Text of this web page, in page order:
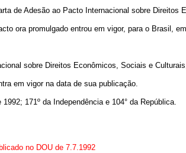
de Adesão ao Pacto Internacional sobre
ora promulgado entrou em vigor, para o Brasil,
sobre Direitos Econômicos, Sociais e
em vigor na data de sua publicação.
171º da Independência e 104° da República.
no DOU de 7.7.1992